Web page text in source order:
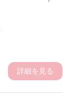
詳細を見る